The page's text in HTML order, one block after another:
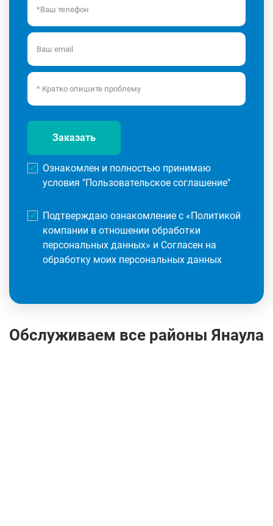
Заказать
Ознакомлен и полностью принимаю
условия "Пользовательское соглашение"
Подтверждаю ознакомление с «Политикой
компании в отношении обработки
персональных данных» и Согласен на
обработку моих персональных данных
Обслуживаем все районы Янаула